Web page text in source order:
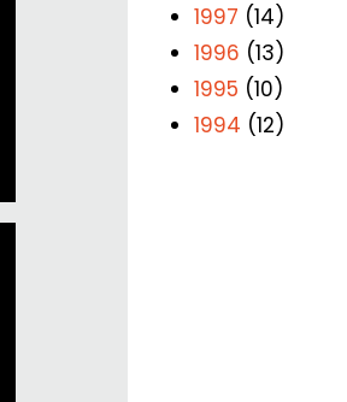
1997 (14)
1996 (13)
1995 (10)
1994 (12)